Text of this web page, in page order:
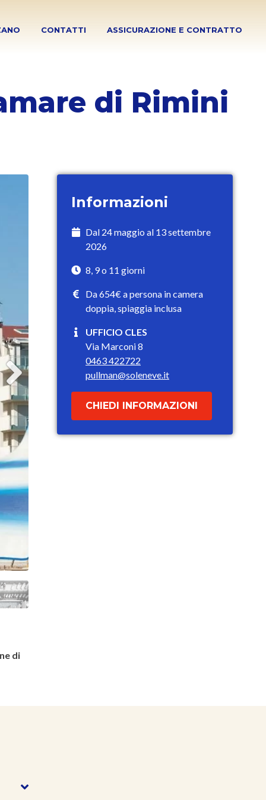
CONTATTI ASSICURAZIONE E CONTRATTO
di Rimini
di
Informazioni
Dal 24 maggio al 13 settembre
2026
8, 9 o 11 giorni
Da 654€ a persona in camera
doppia, spiaggia inclusa
UFFICIO CLES
Via Marconi 8
0463 422722
pullman@soleneve.it
CHIEDI INFORMAZIONI